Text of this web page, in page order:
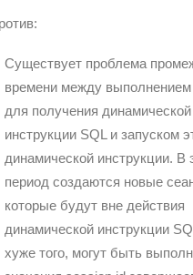
Существует проблема
времени между выполнением
для получения динамической
инструкции SQL и запуском
динамической инструкции. В
период создаются новые
которые будут вне действия
динамической инструкции
хуже того, могут быть